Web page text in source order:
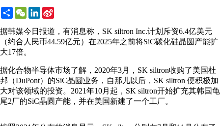
ShareWeChatLinkedIn
据韩媒今日报道，有消息称，SK siltron Inc.计划斥资6.4亿美元
（约合人民币44.59亿元）在2025年之前将SiC碳化硅晶圆产能扩
大17倍。
据化合物半导体市场了解，2020年3月，SK siltron收购了美国杜
邦（DuPont）的SiC晶圆业务，自那儿以后，SK siltron 便积极加
大对该领域的投资。2021年10月起，SK siltron开始扩充其韩国龟
尾2厂的SiC晶圆产能，并在美国新建了一个工厂。